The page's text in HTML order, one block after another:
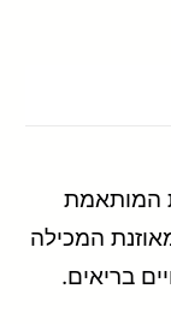
המותאמת
המכילה
בריאים.